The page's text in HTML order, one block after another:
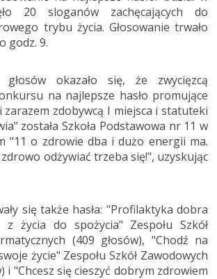
20 sloganów zachęcających do
trybu życia. Głosowanie trwało
godz. 9.
okazało się, że zwycięzcą
na najlepsze hasło promujące
zdobywcą I miejsca i statuteki
została Szkoła Podstawowa nr 11 w
"11 o zdrowie dba i dużo energii ma.
odżywiać trzeba się!", uzyskując
się także hasła: "Profilaktyka dobra
z życia do spożycia" Zespołu Szkół
(409 głosów), "Chodź na
życie" Zespołu Szkół Zawodowych
i "Chcesz się cieszyć dobrym zdrowiem